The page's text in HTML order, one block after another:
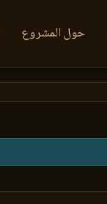
حول المشروع